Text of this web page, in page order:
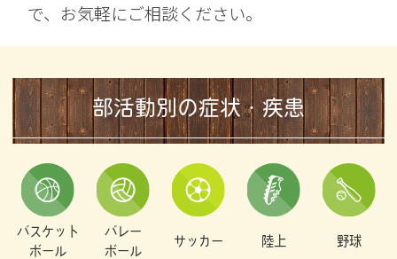
で、お気軽にご相談ください。
部活動別の症状・疾患
バスケット
ボール
バレー
ボール
サッカー 陸上 野球